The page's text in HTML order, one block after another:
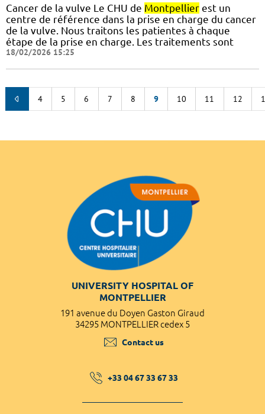
Cancer de la vulve Le CHU de Montpellier est un
centre de référence dans la prise en charge du cancer
de la vulve. Nous traitons les patientes à chaque
étape de la prise en charge. Les traitements sont
18/02/2026 15:25
4 5 6 7 8 9 10 11 12
UNIVERSITY HOSPITAL OF
MONTPELLIER
191 avenue du Doyen Gaston Giraud
34295 MONTPELLIER cedex 5
Contact us
+33 04 67 33 67 33